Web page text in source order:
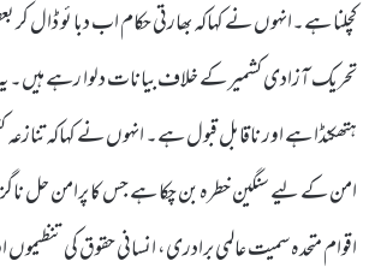
کچلنا ہے۔انہوں نے کہاکہ بھارتی حکام اب دبا ئو ڈال
تحریک آزادی کشمیر کے خلاف بیانات دلوا رہے ہیں۔یہ
ہتھکنڈا ہے اور ناقابل قبول ہے۔ انہوں نے کہاکہ تنازعہ
امن کے لیے سنگین خطرہ بن چکا ہے جس کا پرامن حل
اقوام متحدہ سمیت عالمی برادری، انسانی حقوق کی